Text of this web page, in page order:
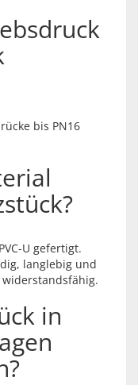
bis PN16
U gefertigt.
langlebig und
in